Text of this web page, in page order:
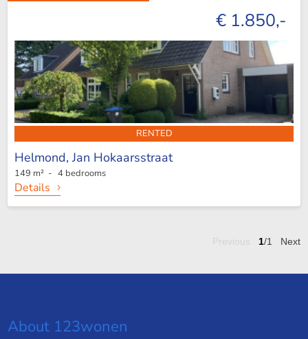
€ 1.850,-
RENTED
Helmond,Jan Hokaarsstraat
149 m² - 4 bedrooms
Details
1/1 Next
About 123wonen